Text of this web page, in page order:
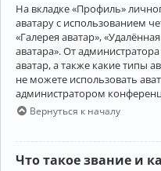
На вкладке «Профиль»
аватару с использованием
«Галерея аватар»,
аватара». От
аватар, а также какие типы
не можете использовать
администратором
Вернуться к началу
Что такое звание и